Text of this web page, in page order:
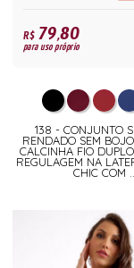
R$79,80
para uso próprio
138 - CONJUNTO
RENDADO SEM
CALCINHA FIO
REGULAGEM NA
CHIC COM